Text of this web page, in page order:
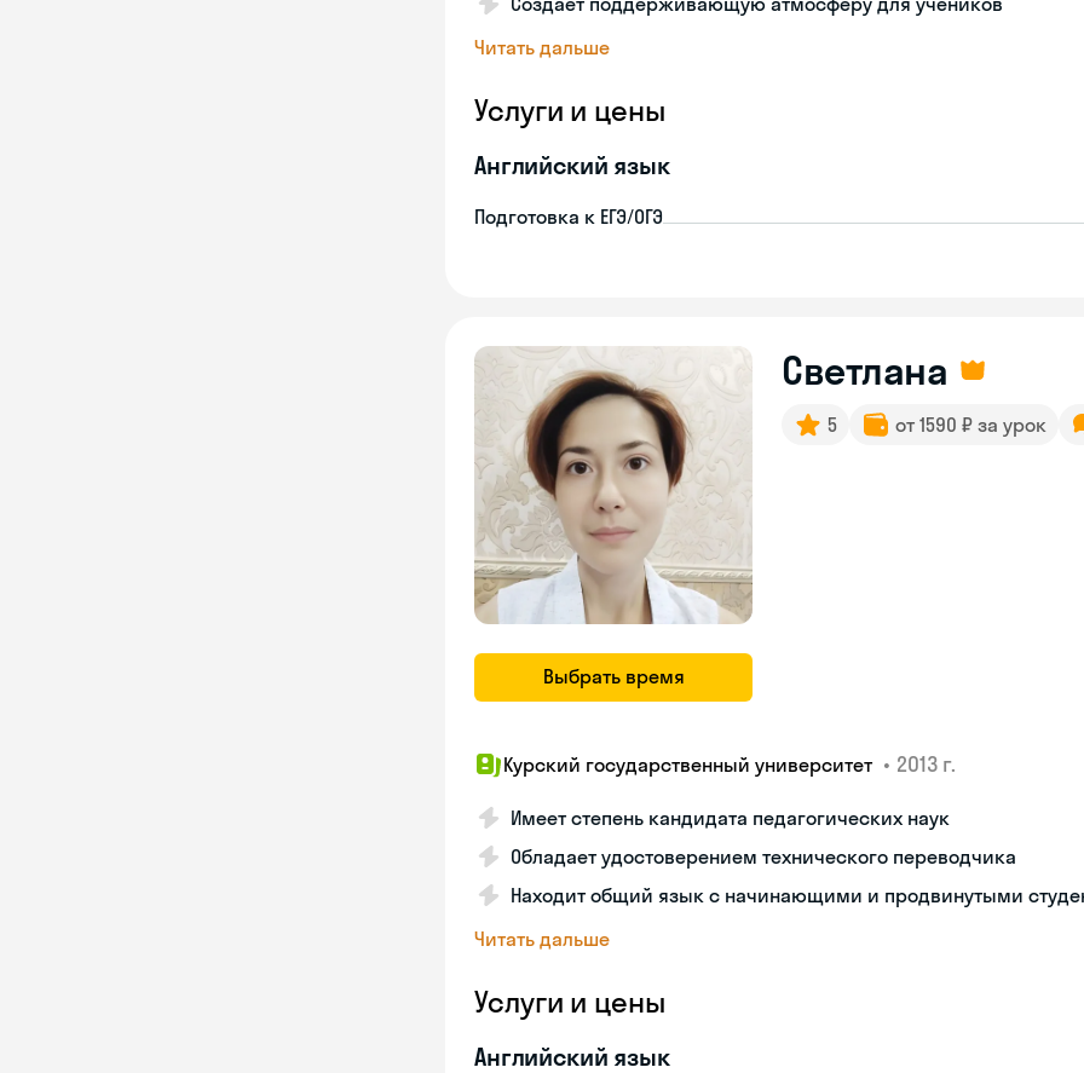
Читать дальше
Услуги и цены
Английский язык
Подготовка к ЕГЭ/ОГЭ
Выбрать время
Светлана
5 от 1590 ₽ за урок
Курский государственный университет • 2013 г.
Имеет степень кандидата педагогических наук
Обладает удостоверением технического переводчика
Находит общий язык с начинающими и продвинутыми
Читать дальше
Услуги и цены
Английский язык